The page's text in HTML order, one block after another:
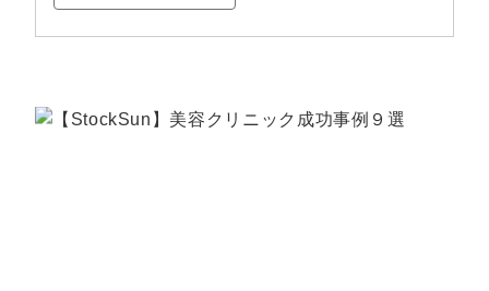
営業